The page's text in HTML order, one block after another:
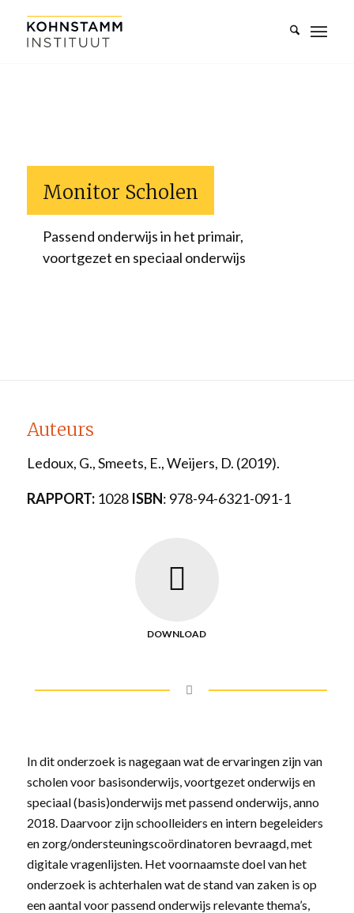
Monitor Scholen
Passend onderwijs in het primair,
voortgezet en speciaal onderwijs
Auteurs
Ledoux, G., Smeets, E., Weijers, D. (2019).
RAPPORT:1028 ISBN: 978-94-6321-091-1
DOWNLOAD
In dit onderzoek is nagegaan wat de ervaringen zijn van
scholen voor basisonderwijs, voortgezet onderwijs en
speciaal (basis)onderwijs met passend onderwijs, anno
2018. Daarvoor zijn schoolleiders en intern begeleiders
en zorg/ondersteuningscoördinatoren bevraagd, met
digitale vragenlijsten. Het voornaamste doel van het
onderzoek is achterhalen wat de stand van zaken is op
een aantal voor passend onderwijs relevante thema’s,